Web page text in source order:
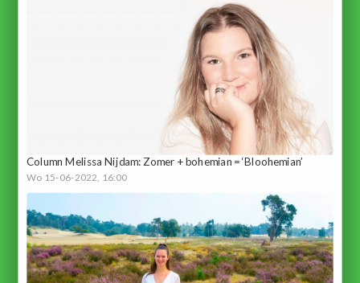
Column Melissa Nijdam: Zomer + bohemian = ‘Bloohemian’
Wo 15-06-2022, 16:00